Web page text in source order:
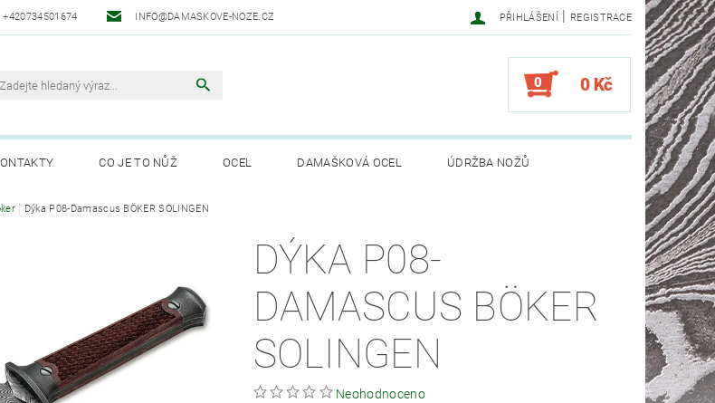
+420734501674 INFO@DAMASKOVE-NOZE.CZ PŘIHLÁŠENÍ | REGISTRACE
0 0 Kč
CO JE TO NŮŽ OCEL DAMAŠKOVÁ OCEL ÚDRŽBA NOŽŮ
Dýka P08-Damascus BÖKER SOLINGEN
DÝKA P08-
DAMASCUS BÖKER
SOLINGEN
Neohodnoceno